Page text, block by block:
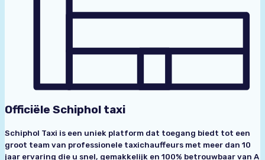
Officiële Schiphol taxi
Schiphol Taxi is een uniek platform dat toegang biedt tot een
groot team van professionele taxichauffeurs met meer dan 10
jaar ervaring die u snel, gemakkelijk en 100% betrouwbaar van A